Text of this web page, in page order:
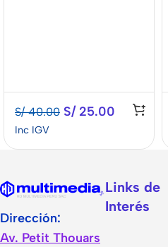
S/40.00 S/25.00
Inc IGV
Dirección:
Av. Petit Thouars
Links de
Interés